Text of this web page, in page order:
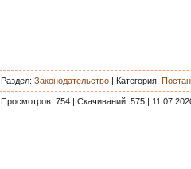
Раздел: Законодательство | Категория:
Просмотров: 754 | Скачиваний: 575 |